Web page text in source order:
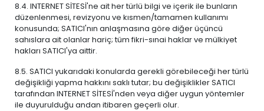
8.4. INTERNET SİTESİ'ne ait her türlü bilgi ve içerik ile bunların
düzenlenmesi, revizyonu ve kısmen/tamamen kullanımı
konusunda; SATICI'nın anlaşmasına göre diğer üçüncü
sahıslara ait olanlar hariç; tüm fikri-sınai haklar ve mülkiyet
hakları SATICI'ya aittir.
8.5. SATICI yukarıdaki konularda gerekli görebileceği her türlü
değişikliği yapma hakkını saklı tutar; bu değişiklikler SATICI
tarafından INTERNET SİTESİ'nden veya diğer uygun yöntemler
ile duyurulduğu andan itibaren geçerli olur.